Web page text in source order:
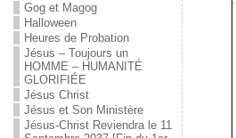
Gog et Magog
Halloween
Heures de Probation
Jésus – Toujours un
HOMME – HUMANITÉ
GLORIFIÉE
Jésus Christ
Jésus et Son Ministère
Jésus-Christ Reviendra le 11